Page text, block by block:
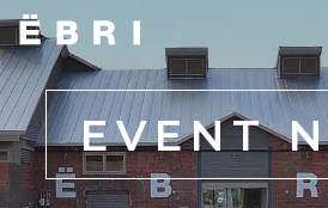
EVENT